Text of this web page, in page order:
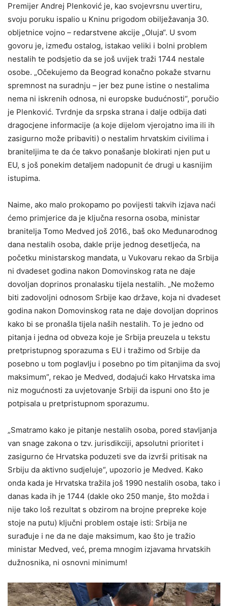
Premijer Andrej Plenković je, kao svojevrsnu uvertiru,
svoju poruku ispalio u Kninu prigodom obilježavanja 30.
obljetnice vojno – redarstvene akcije „Oluja“. U svom
govoru je, između ostalog, istakao veliki i bolni problem
nestalih te podsjetio da se još uvijek traži 1744 nestale
osobe. „Očekujemo da Beograd konačno pokaže stvarnu
spremnost na suradnju – jer bez pune istine o nestalima
nema ni iskrenih odnosa, ni europske budućnosti“, poručio
je Plenković. Tvrdnje da srpska strana i dalje odbija dati
dragocjene informacije (a koje dijelom vjerojatno ima ili ih
zasigurno može pribaviti) o nestalim hrvatskim civilima i
braniteljima te da će takvo ponašanje blokirati njen put u
EU, s još ponekim detaljem nadopunit će drugi u kasnijim
istupima.
Naime, ako malo prokopamo po povijesti takvih izjava naći
ćemo primjerice da je ključna resorna osoba, ministar
branitelja Tomo Medved još 2016., baš oko Međunarodnog
dana nestalih osoba, dakle prije jednog desetljeća, na
početku ministarskog mandata, u Vukovaru rekao da Srbija
ni dvadeset godina nakon Domovinskog rata ne daje
dovoljan doprinos pronalasku tijela nestalih. „Ne možemo
biti zadovoljni odnosom Srbije kao države, koja ni dvadeset
godina nakon Domovinskog rata ne daje dovoljan doprinos
kako bi se pronašla tijela naših nestalih. To je jedno od
pitanja i jedna od obveza koje je Srbija preuzela u tekstu
pretpristupnog sporazuma s EU i tražimo od Srbije da
posebno u tom poglavlju i posebno po tim pitanjima da svoj
maksimum”, rekao je Medved, dodajući kako Hrvatska ima
niz mogućnosti za uvjetovanje Srbiji da ispuni ono što je
potpisala u pretpristupnom sporazumu.
„Smatramo kako je pitanje nestalih osoba, pored stavljanja
van snage zakona o tzv. jurisdikciji, apsolutni prioritet i
zasigurno će Hrvatska poduzeti sve da izvrši pritisak na
Srbiju da aktivno sudjeluje“, upozorio je Medved. Kako
onda kada je Hrvatska tražila još 1990 nestalih osoba, tako i
danas kada ih je 1744 (dakle oko 250 manje, što možda i
nije tako loš rezultat s obzirom na brojne prepreke koje
stoje na putu) ključni problem ostaje isti: Srbija ne
surađuje i ne da ne daje maksimum, kao što je tražio
ministar Medved, već, prema mnogim izjavama hrvatskih
dužnosnika, ni osnovni minimum!